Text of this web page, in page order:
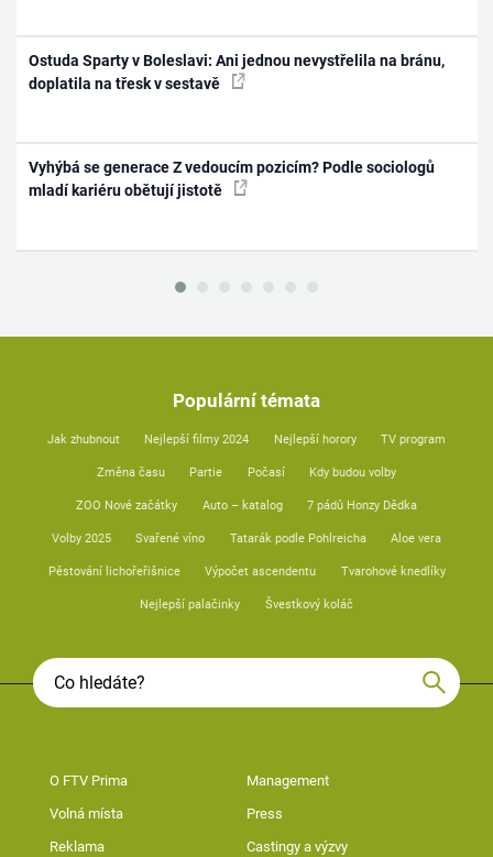
Ostuda Sparty v Boleslavi: Ani jednou nevystřelila na bránu,
doplatila na třesk v sestavě
Vyhýbá se generace Z vedoucím pozicím? Podle sociologů
mladí kariéru obětují jistotě
Populární témata
Jak zhubnout Nejlepší filmy 2024 Nejlepší horory TV program
Změna času Partie Počasí Kdy budou volby
ZOO Nové začátky Auto – katalog 7 pádů Honzy Dědka
Volby 2025 Svařené víno Tatarák podle Pohlreicha Aloe vera
Pěstování lichořeřišnice Výpočet ascendentu Tvarohové knedlíky
Nejlepší palačinky Švestkový koláč
O FTV Prima Management
Volná místa Press
Reklama Castingy a výzvy